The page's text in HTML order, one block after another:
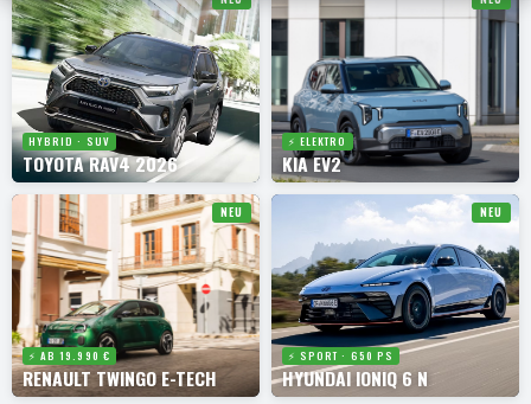
HYBRID · SUV
TOYOTA RAV4 2026
⚡ ELEKTRO
KIA EV2
NEU
⚡ AB 19.990 €
RENAULT TWINGO E-TECH
NEU
⚡ SPORT · 650 PS
HYUNDAI IONIQ 6 N